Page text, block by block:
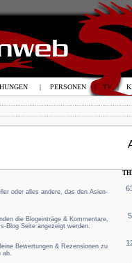
oder alles andere, das den Asien-
die Blogeinträge & Kommentare,
Blog Seite angezeigt werden.
Bewertungen & Rezensionen zu
ab.
| PERSONEN | TV |